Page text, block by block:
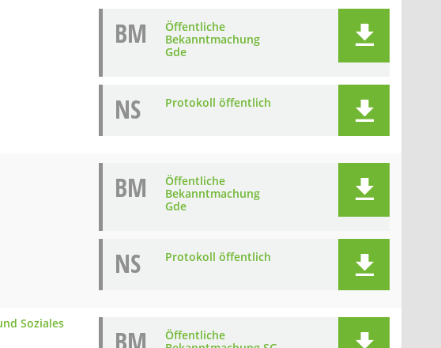
BM
Öffentliche
Bekanntmachung
Gde
NS Protokoll öffentlich
BM
Öffentliche
Bekanntmachung
Gde
NS Protokoll öffentlich
Soziales
Öffentliche